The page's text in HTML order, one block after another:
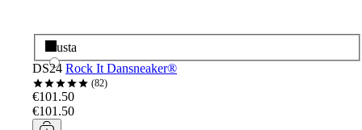
Musta
DS24 Rock It Dansneaker®
82
€101.50
€101.50